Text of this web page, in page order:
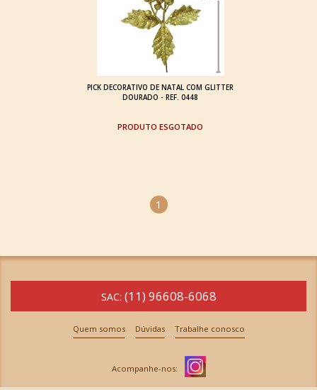
PICK DECORATIVO DE NATAL COM GLITTER
DOURADO - REF. 0448
ESGOTADO
1
SAC: (11) 96608-6068
Quem somos Dúvidas Trabalhe conosco